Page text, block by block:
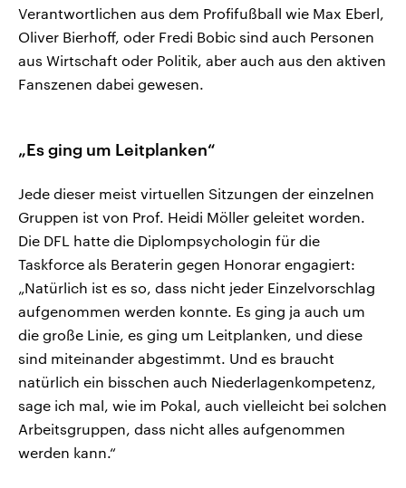
Verantwortlichen aus dem Profifußball wie Max Eberl,
Oliver Bierhoff, oder Fredi Bobic sind auch Personen
aus Wirtschaft oder Politik, aber auch aus den aktiven
Fanszenen dabei gewesen.
„Es ging um Leitplanken“
Jede dieser meist virtuellen Sitzungen der einzelnen
Gruppen ist von Prof. Heidi Möller geleitet worden.
Die DFL hatte die Diplompsychologin für die
Taskforce als Beraterin gegen Honorar engagiert:
„Natürlich ist es so, dass nicht jeder Einzelvorschlag
aufgenommen werden konnte. Es ging ja auch um
die große Linie, es ging um Leitplanken, und diese
sind miteinander abgestimmt. Und es braucht
natürlich ein bisschen auch Niederlagenkompetenz,
sage ich mal, wie im Pokal, auch vielleicht bei solchen
Arbeitsgruppen, dass nicht alles aufgenommen
werden kann.“